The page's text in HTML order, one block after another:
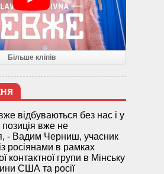
Більше кліпів
відбуваються без нас і у
вже не
- Вадим Черниш, учасник
росіянами в рамках
контактної групи в Мінську
США та росії